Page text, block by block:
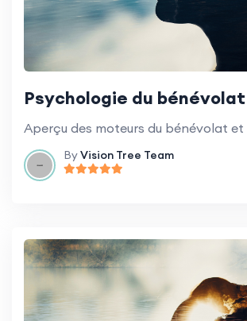
Psychologie du bénévolat
ByVision Tree Team